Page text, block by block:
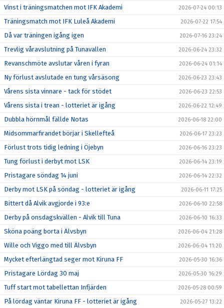
Vinst i träningsmatchen mot IFK Akademi 2026-07-24 00:13
Träningsmatch mot IFK Luleå Akademi 2026-07-22 17:54
Då var träningen igång igen 2026-07-16 23:24
Trevlig våravslutning på Tunavallen 2026-06-24 23:32
Revanschmöte avslutar våren i fyran 2026-06-24 01:14
Ny förlust avslutade en tung vårsäsong 2026-06-23 23:43
Vårens sista vinnare - tack för stödet 2026-06-23 22:53
Vårens sista i trean - lotteriet är igång 2026-06-22 12:49
Dubbla hörnmål fällde Notas 2026-06-18 22:00
Midsommarfirandet börjar i Skellefteå 2026-06-17 23:23
Förlust trots tidig ledning i Öjebyn 2026-06-16 23:23
Tung förlust i derbyt mot LSK 2026-06-14 23:19
Pristagare söndag 14 juni 2026-06-14 22:32
Derby mot LSK på söndag - lotteriet är igång 2026-06-11 17:25
Bittert då Alvik avgjorde i 93:e 2026-06-10 22:58
Derby på onsdagskvällen - Alvik till Tuna 2026-06-10 16:33
Sköna poäng borta i Älvsbyn 2026-06-04 21:28
Wille och Viggo med till Älvsbyn 2026-06-04 11:20
Mycket efterlängtad seger mot Kiruna FF 2026-05-30 16:36
Pristagare Lördag 30 maj 2026-05-30 16:29
Tuff start mot tabellettan Infjärden 2026-05-28 00:59
På lördag väntar Kiruna FF - lotteriet är igång 2026-05-27 13:22